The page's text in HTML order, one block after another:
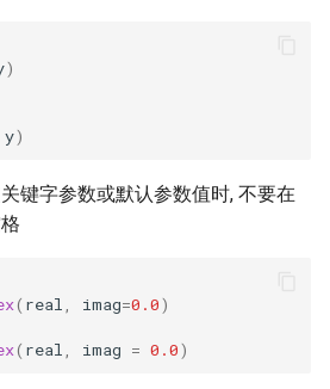
与预
如何生产自定义超轻量模
ABINet
SPIN
RobustScanner
登录
勾子
库
)
y)
键字参数或默认参数值时, 不要在
( real imag=0.0)
( real imag = 0.0)